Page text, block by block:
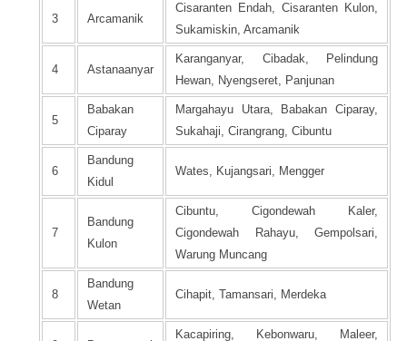
3 Arcamanik
Cisaranten Endah, Cisaranten Kulon,
Sukamiskin, Arcamanik
4 Astanaanyar
Karanganyar, Cibadak, Pelindung
Hewan, Nyengseret, Panjunan
5
Babakan
Ciparay
Margahayu Utara, Babakan Ciparay,
Sukahaji, Cirangrang, Cibuntu
6
Bandung
Kidul
Wates, Kujangsari, Mengger
7
Bandung
Kulon
Cibuntu, Cigondewah Kaler,
Cigondewah Rahayu, Gempolsari,
Warung Muncang
8
Bandung
Wetan
Cihapit, Tamansari, Merdeka
Kacapiring, Kebonwaru, Maleer,